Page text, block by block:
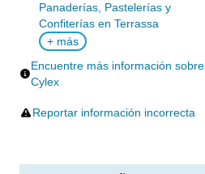
Panaderías, Pastelerías y
Confiterías en Terrassa
+ más
Encuentre más información sobre
Cylex
Reportar información incorrecta